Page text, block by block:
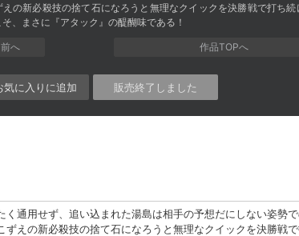
えの新必殺技の捨て石になろうと無理なクイックを決勝戦で打ち
、まさに『アタック』の醍醐味である！
前へ 作品TOPへ
販売終了しました
通用せず、追い込まれた湯島は相手の予想だにしない姿勢
えの新必殺技の捨て石になろうと無理なクイックを決勝戦